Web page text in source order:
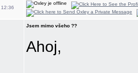
12:36
Jsem mimo všeho ??
Ahoj,